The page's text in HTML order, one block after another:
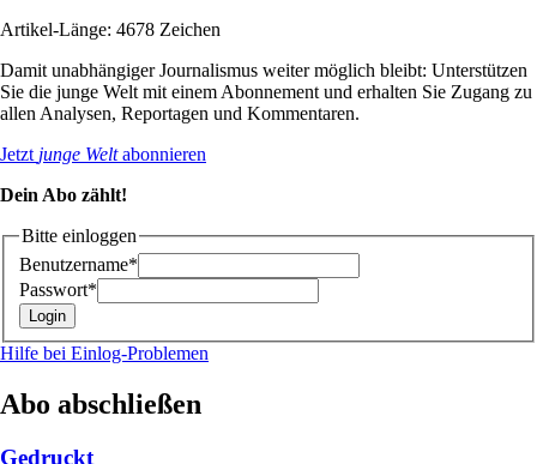
Artikel-Länge: 4678 Zeichen
Damit unabhängiger Journalismus weiter möglich bleibt: Unterstützen
Sie die junge Welt mit einem Abonnement und erhalten Sie Zugang zu
allen Analysen, Reportagen und Kommentaren.
Jetzt junge Weltabonnieren
Dein Abo zählt!
Bitte einloggen
Benutzername*
Passwort*
Hilfe bei Einlog-Problemen
Abo abschließen
Gedruckt